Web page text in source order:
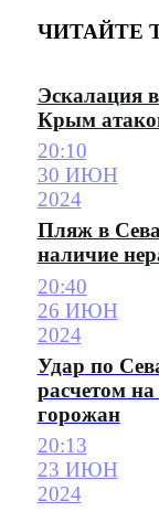
ЧИТАЙТЕ
Эскалация
Крым
20:10
30 ИЮН
2024
Пляж в
наличие
20:40
26 ИЮН
2024
Удар по
расчетом
горожан
20:13
23 ИЮН
2024